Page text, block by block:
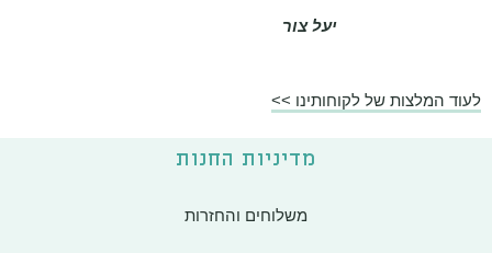
יעל צור
לעוד המלצות של לקוחותינו >>
מדיניות החנות
משלוחים והחזרות